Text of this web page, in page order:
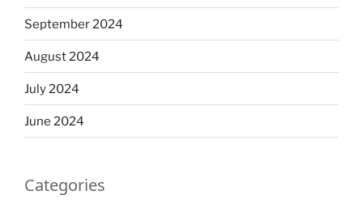
September 2024
August 2024
July 2024
June 2024
Categories